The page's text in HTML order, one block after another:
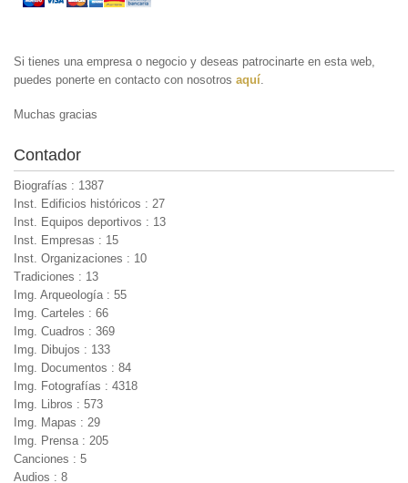
Si tienes una empresa o negocio y deseas patrocinarte en esta web,
puedes ponerte en contacto con nosotros aquí
Muchas gracias
Contador
Biografías : 1387
Inst. Edificios históricos : 27
Inst. Equipos deportivos : 13
Inst. Empresas : 15
Inst. Organizaciones : 10
Tradiciones : 13
Img. Arqueología : 55
Img. Carteles : 66
Img. Cuadros : 369
Img. Dibujos : 133
Img. Documentos : 84
Img. Fotografías : 4318
Img. Libros : 573
Img. Mapas : 29
Img. Prensa : 205
Canciones : 5
Audios : 8